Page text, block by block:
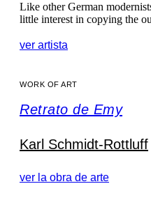
Like other German
little interest in copying the
ver artista
WORK OF ART
Retrato de Emy
Karl Schmidt-Rottluff
ver la obra de arte